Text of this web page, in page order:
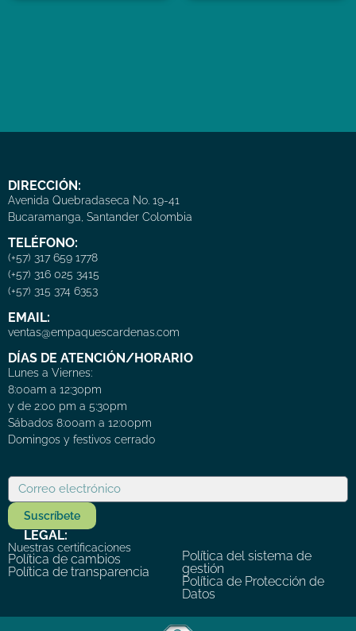
DIRECCIÓN:
Avenida Quebradaseca No. 19-41
Bucaramanga, Santander Colombia
TELÉFONO:
(+57) 317 659 1778
(+57) 316 025 3415
(+57) 315 374 6353
EMAIL:
ventas@empaquescardenas.com
DÍAS DE ATENCIÓN/HORARIO
Lunes a Viernes:
8:00am a 12:30pm
y de 2:00 pm a 5:30pm
Sábados 8:00am a 12:00pm
Domingos y festivos cerrado
Suscríbete
LEGAL:
Nuestras certificaciones
Política de cambios
Política de transparencia
Política del sistema de
gestión
Política de Protección de
Datos